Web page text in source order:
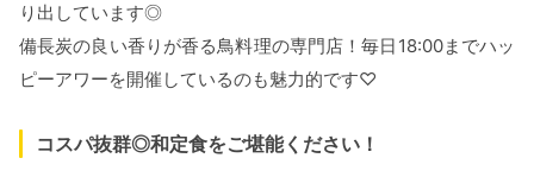
り出しています◎
備長炭の良い香りが香る鳥料理の専門店！毎日18:00までハッ
ピーアワーを開催しているのも魅力的です♡
コスパ抜群◎和定食をご堪能ください！